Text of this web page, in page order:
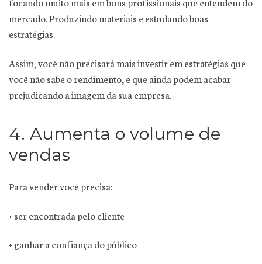
mercado. Produzindo materiais e estudando boas
estratégias.
Assim, você não precisará mais investir em estratégias que
você não sabe o rendimento, e que ainda podem acabar
prejudicando a imagem da sua empresa.
4. Aumenta o volume de
vendas
Para vender você precisa:
+ ser encontrada pelo cliente
+ ganhar a confiança do público